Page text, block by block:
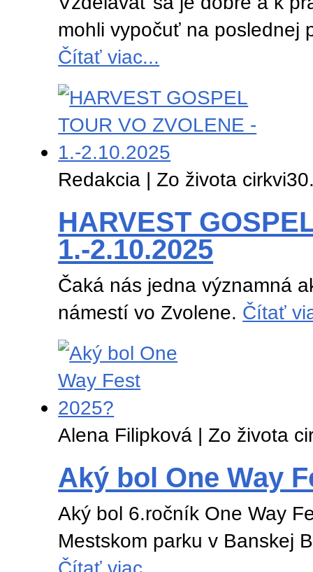
mohli vypočuť na poslednej
Čítať viac...
Redakcia | Zo života cirkvi
HARVEST
1.-2.10.2025
Čaká nás jedna významná
námestí vo Zvolene. Čítať
Alena Filipková | Zo života
Aký bol One Way
Aký bol 6.ročník One Way
Mestskom parku v Banskej